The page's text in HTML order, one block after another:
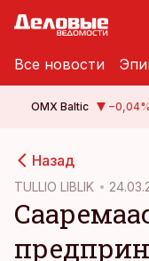
Все новости
OMX Baltic −0,04%
Назад
TULLIO LIBLIK